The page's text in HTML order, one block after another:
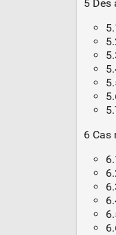
5 Des
6 Cas